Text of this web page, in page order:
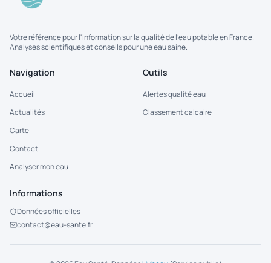
Votre référence pour l'information sur la qualité de l'eau potable en France.
Analyses scientifiques et conseils pour une eau saine.
Navigation
Accueil
Actualités
Carte
Contact
Analyser mon eau
Outils
Alertes qualité eau
Classement calcaire
Informations
Données officielles
contact@eau-sante.fr